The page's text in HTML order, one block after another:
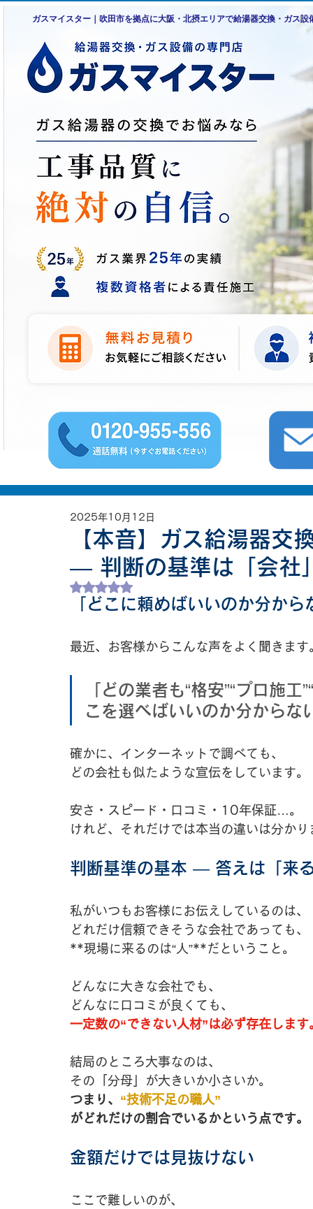
ガスマイスター｜吹田市を拠点に大阪・北摂エリアで給湯器交換・ガス
【本音】ガス給湯器交
― 判断の基準は「会社
2025年10月12日
5つ星のうちNaNと評価されています。
「どこに頼めばいいのか分から
最近、お客様からこんな声をよく聞きます
「どの業者も“格安”“プロ施
こを選べばいいのか分からな
確かに、インターネットで調べても、
どの会社も似たような宣伝をしています。
安さ・スピード・口コミ・10年保証…。
けれど、それだけでは本当の違いは分かり
判断基準の基本 ― 答えは「来
私がいつもお客様にお伝えしているのは、
どれだけ信頼できそうな会社であっても、
**現場に来るのは“人”**だということ。
どんなに大きな会社でも、
どんなに口コミが良くても、
一定数の“できない人材”は必ず存在します
結局のところ大事なのは、
その「分母」が大きいか小さいか。
つまり、 “技術不足の職人”
がどれだけの割合でいるかという点です。
金額だけでは見抜けない
ここで難しいのが、